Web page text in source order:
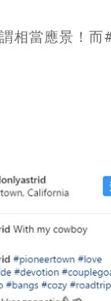
相當應景！而